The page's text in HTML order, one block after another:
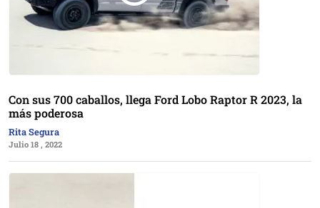
Con sus 700 caballos, llega Ford Lobo Raptor R 2023, la
más poderosa
Rita Segura
Julio 18 , 2022